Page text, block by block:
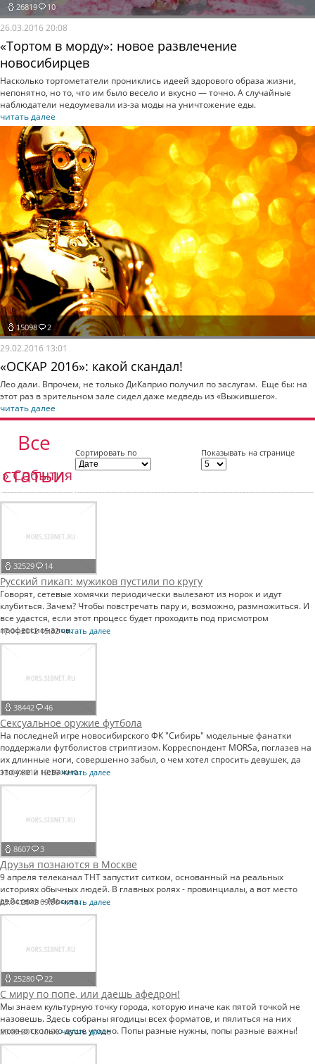
26819 10
26.03.2016 20:08
«Тортом в морду»: новое развлечение
новосибирцев
Насколько тортометатели прониклись идеей здорового образа жизни,
непонятно, но то, что им было весело и вкусно — точно. А случайные
наблюдатели недоумевали из-за моды на уничтожение еды.
читать далее
15098 2
29.02.2016 13:01
«ОСКАР 2016»: какой скандал!
Лео дали. Впрочем, не только ДиКаприо получил по заслугам. Еще бы: на
этот раз в зрительном зале сидел даже медведь из «Выжившего».
читать далее
Все
статьи
» События
Сортировать по Показывать на странице
32529 14
Русский пикап: мужиков пустили по кругу
Говорят, сетевые хомячки периодически вылезают из норок и идут
клубиться. Зачем? Чтобы повстречать пару и, возможно, размножиться. И
все удастся, если этот процесс будет проходить под присмотром
профессионалов.
17.04.2012 15:32читать далее
38442 46
Сексуальное оружие футбола
На последней игре новосибирского ФК "Сибирь" модельные фанатки
поддержали футболистов стриптизом. Корреспондент MORSa, поглазев на
их длинные ноги, совершенно забыл, о чем хотел спросить девушек, да
это уже и неважно.
13.04.2012 12:39читать далее
8607 3
Друзья познаются в Москве
9 апреля телеканал ТНТ запустит ситком, основанный на реальных
историях обычных людей. В главных ролях - провинциалы, а вот место
действия – Москва.
05.04.2012 09:56читать далее
25280 22
С миру по попе, или даешь афедрон!
Мы знаем культурную точку города, которую иначе как пятой точкой не
назовешь. Здесь собраны ягодицы всех форматов, и пялиться на них
можно сколько душе угодно. Попы разные нужны, попы разные важны!
20.03.2012 10:06читать далее